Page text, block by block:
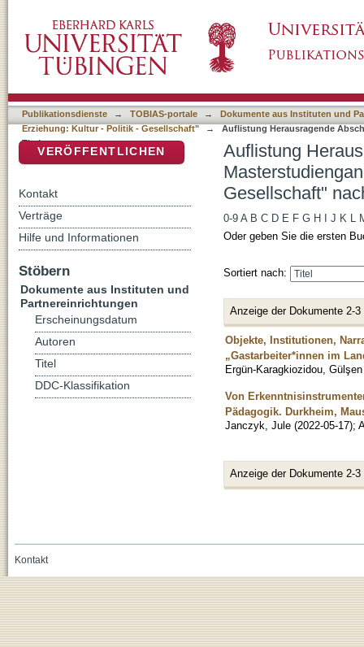
Kultur - Politik - Gesellschaft" nach Titel
Publikationsdienste → TOBIAS-portale →
Dokumente aus Instituten und
Erziehung: Kultur - Politik - Gesellschaft"
→
Auflistung Herausragende
Titel
Auflistung
Gesellschaft"
0-9 A B C D E F G H J K L
Oder geben Sie die ersten
Sortiert nach:
Anzeige der Dokumente 2-3
Objekte, Institutionen,
„Gastarbeiter*innen im
Ergün-Karagkiozidou, Gülşen
Von
Pädagogik. Durkheim,
Janczyk, Jule (2022-05-17);
Anzeige der Dokumente 2-3
VERÖFFENTLICHEN
Kontakt
Verträge
Hilfe und Informationen
Stöbern
Dokumente aus Instituten und
Partnereinrichtungen
Erscheinungsdatum
Autoren
Titel
DDC-Klassifikation
Kontakt